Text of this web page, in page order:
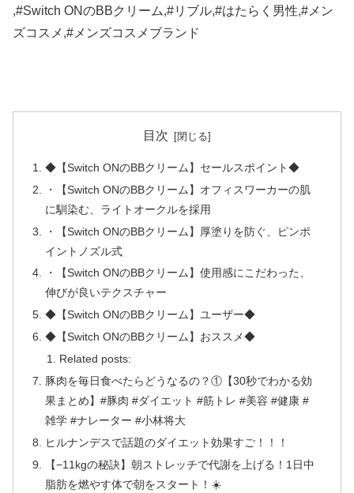
,#Switch ONのBBクリーム,#リブル,#はたらく男性,#メン
ズコスメ,#メンズコスメブランド
目次
◆【Switch ONのBBクリーム】セールスポイント◆
・【Switch ONのBBクリーム】オフィスワーカーの肌
に馴染む、ライトオークルを採用
・【Switch ONのBBクリーム】厚塗りを防ぐ、ピンポ
イントノズル式
・【Switch ONのBBクリーム】使用感にこだわった、
伸びが良いテクスチャー
◆【Switch ONのBBクリーム】ユーザー◆
◆【Switch ONのBBクリーム】おススメ◆
Related posts:
豚肉を毎日食べたらどうなるの？①【30秒でわかる効
果まとめ】#豚肉 #ダイエット #筋トレ #美容 #健康 #
雑学 #ナレーター #小林将大
ヒルナンデスで話題のダイエット効果すご！！！
【−11kgの秘訣】朝ストレッチで代謝を上げる！1日中
脂肪を燃やす体で朝をスタート！☀️